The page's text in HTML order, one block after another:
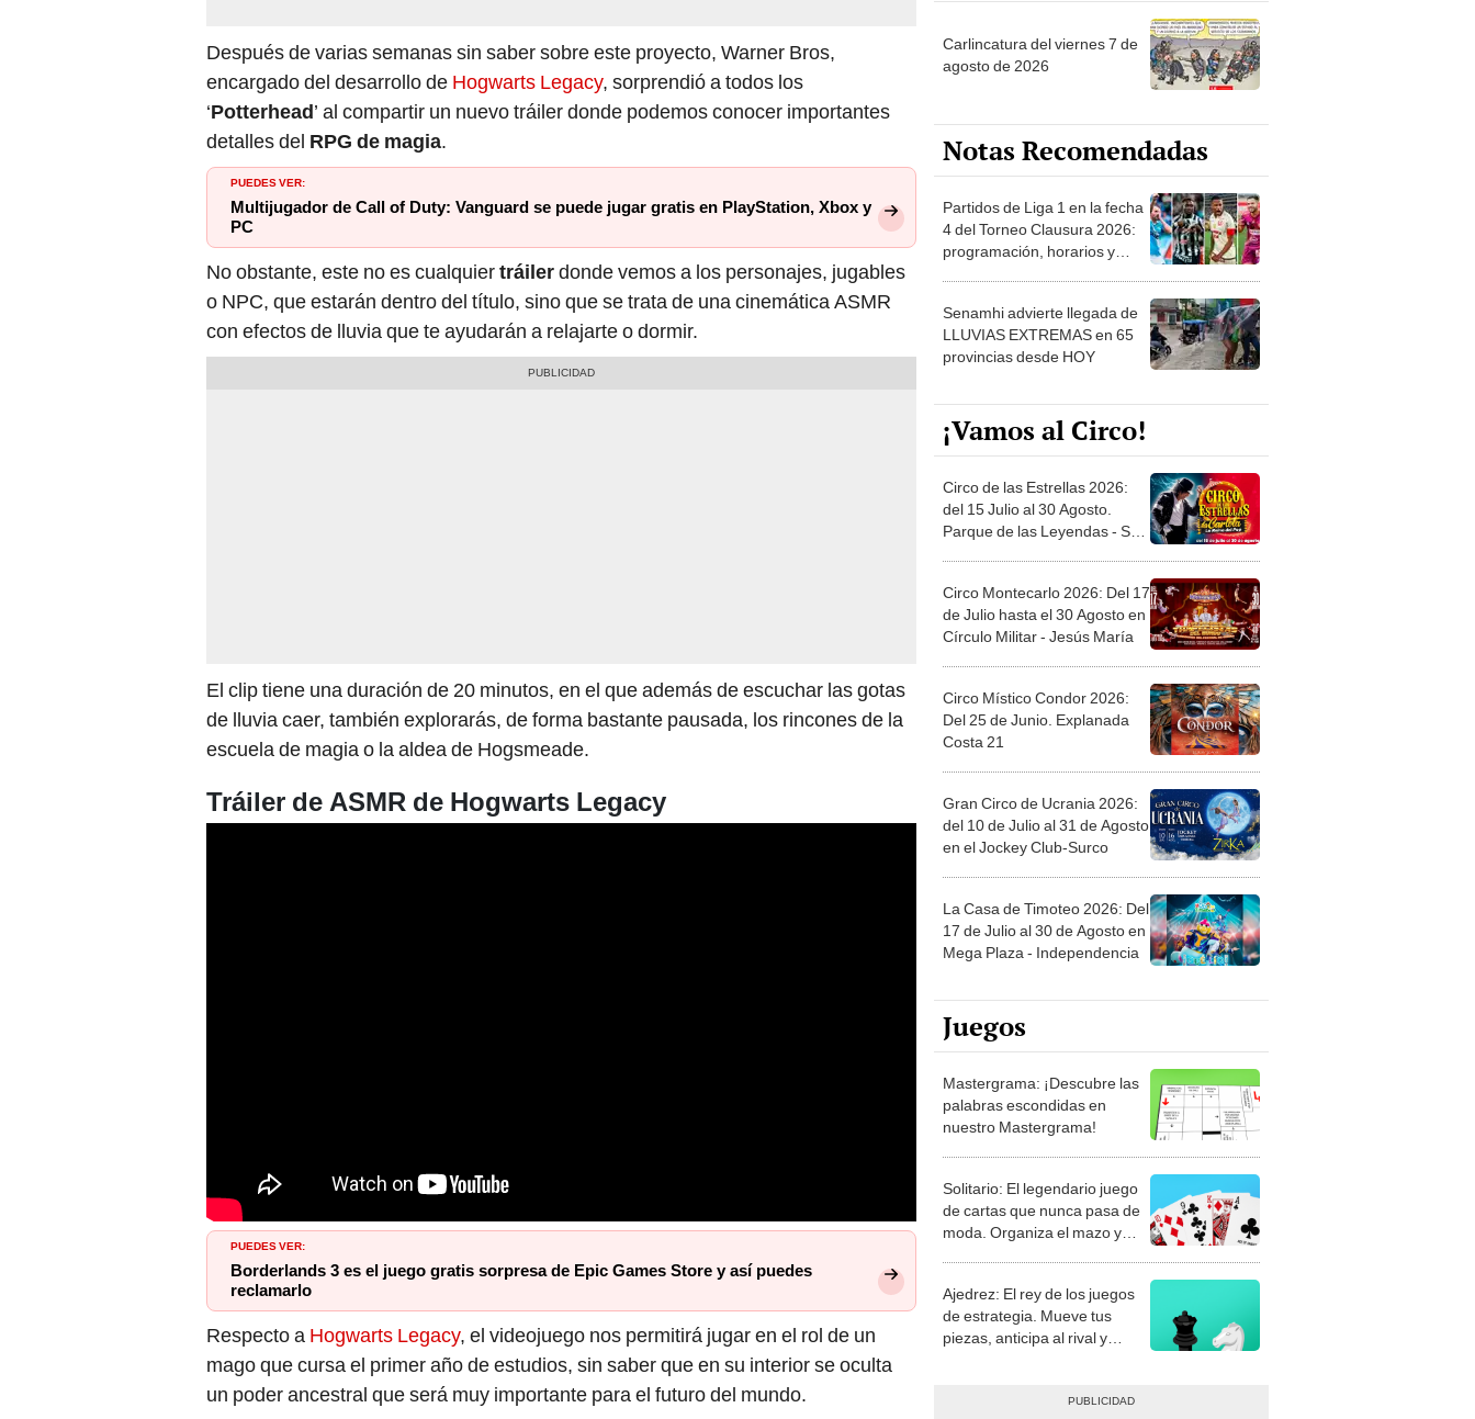
Después de varias semanas sin saber sobre este proyecto, Warner Bros,
encargado del desarrollo de Hogwarts Legacy, sorprendió a todos los
‘Potterhead’ al compartir un nuevo tráiler donde podemos conocer importantes
detalles del RPG de magia.
PUEDES VER:
Multijugador de Call of Duty: Vanguard se puede jugar gratis en PlayStation, Xbox y
PC
No obstante, este no es cualquiertráilerdonde vemos a los personajes, jugables
o NPC, que estarán dentro del título, sino que se trata de una cinemática ASMR
con efectos de lluvia que te ayudarán a relajarte o dormir.
El clip tiene una duración de 20 minutos, en el que además de escuchar las gotas
de lluvia caer, también explorarás, de forma bastante pausada, los rincones de la
escuela de magia o la aldea de Hogsmeade.
Tráiler de ASMR de Hogwarts Legacy
PUEDES VER:
Borderlands 3 es el juego gratis sorpresa de Epic Games Store y así puedes
reclamarlo
Respecto a Hogwarts Legacy, el videojuego nos permitirá jugar en el rol de un
mago que cursa el primer año de estudios, sin saber que en su interior se oculta
un poder ancestral que será muy importante para el futuro del mundo.
Carlincatura del viernes 7 de
agosto de 2026
Notas Recomendadas
Partidos de Liga 1 en la fecha
4 del Torneo Clausura 2026:
programación, horarios y
Senamhi advierte llegada de
LLUVIAS EXTREMAS en 65
provincias desde HOY
¡Vamos al Circo!
Circo de las Estrellas 2026:
del 15 Julio al 30 Agosto.
Parque de las Leyendas - San
Circo Montecarlo 2026: Del 17
de Julio hasta el 30 Agosto en
Círculo Militar - Jesús María
Circo Místico Condor 2026:
Del 25 de Junio. Explanada
Costa 21
Gran Circo de Ucrania 2026:
del 10 de Julio al 31 de Agosto
en el Jockey Club-Surco
La Casa de Timoteo 2026: Del
17 de Julio al 30 de Agosto en
Mega Plaza - Independencia
Juegos
Mastergrama: ¡Descubre las
palabras escondidas en
nuestro Mastergrama!
Solitario: El legendario juego
de cartas que nunca pasa de
moda. Organiza el mazo y
Ajedrez: El rey de los juegos
de estrategia. Mueve tus
piezas, anticipa al rival y